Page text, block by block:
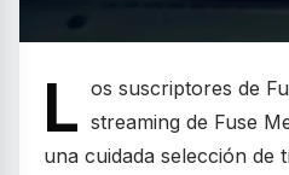
L os suscriptores de
streaming de Fuse
una cuidada selección de